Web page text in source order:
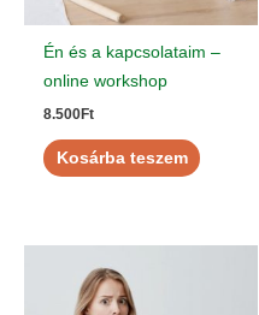
Én és a kapcsolataim –
online workshop
8.500Ft
Kosárba teszem